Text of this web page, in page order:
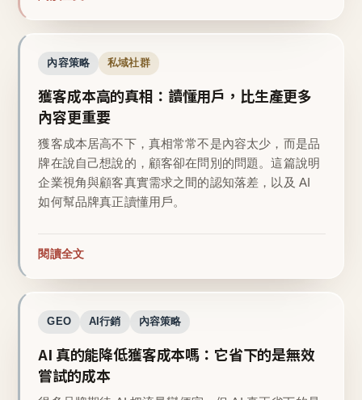
內容策略 私域社群
獲客成本高的真相：讀懂用戶，比生產更多
內容更重要
獲客成本居高不下，真相常常不是內容太少，而是品
牌在說自己想說的，顧客卻在問別的問題。這篇說明
企業視角與顧客真實需求之間的認知落差，以及 AI
如何幫品牌真正讀懂用戶。
閱讀全文
GEO AI行銷 內容策略
AI 真的能降低獲客成本嗎：它省下的是無效
嘗試的成本